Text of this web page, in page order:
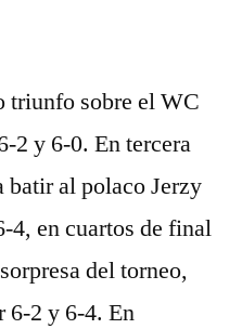
triunfo sobre el WC
2 y 6-0. En tercera
batir al polaco Jerzy
4, en cuartos de final
del torneo,
2 y 6-4. En